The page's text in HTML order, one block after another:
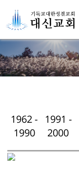
1962 -
1990
1991 -
2000